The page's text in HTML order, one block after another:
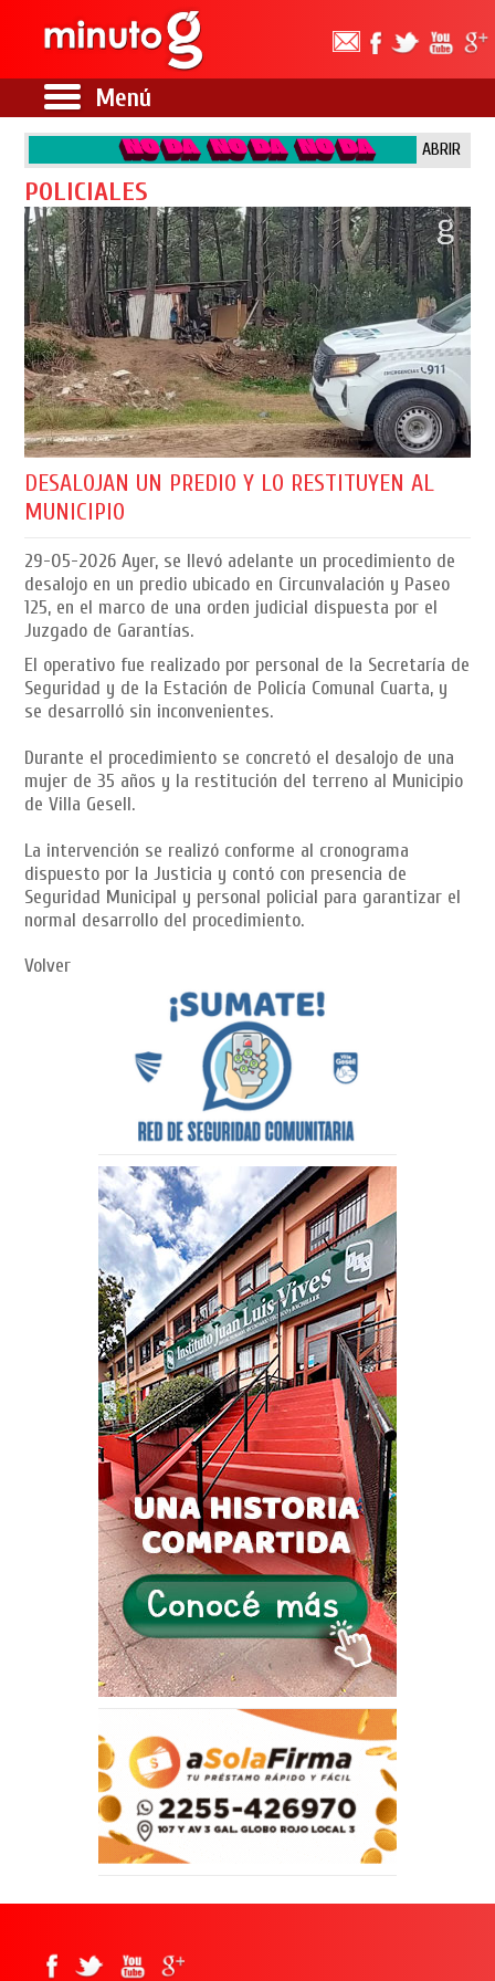
Menú
ABRIR
POLICIALES
DESALOJAN UN PREDIO Y LO RESTITUYEN AL
MUNICIPIO
29-05-2026 Ayer, se llevó adelante un procedimiento de
desalojo en un predio ubicado en Circunvalación y Paseo
125, en el marco de una orden judicial dispuesta por el
Juzgado de Garantías.
El operativo fue realizado por personal de la Secretaría de
Seguridad y de la Estación de Policía Comunal Cuarta, y
se desarrolló sin inconvenientes.
Durante el procedimiento se concretó el desalojo de una
mujer de 35 años y la restitución del terreno al Municipio
de Villa Gesell.
La intervención se realizó conforme al cronograma
dispuesto por la Justicia y contó con presencia de
Seguridad Municipal y personal policial para garantizar el
normal desarrollo del procedimiento.
Volver